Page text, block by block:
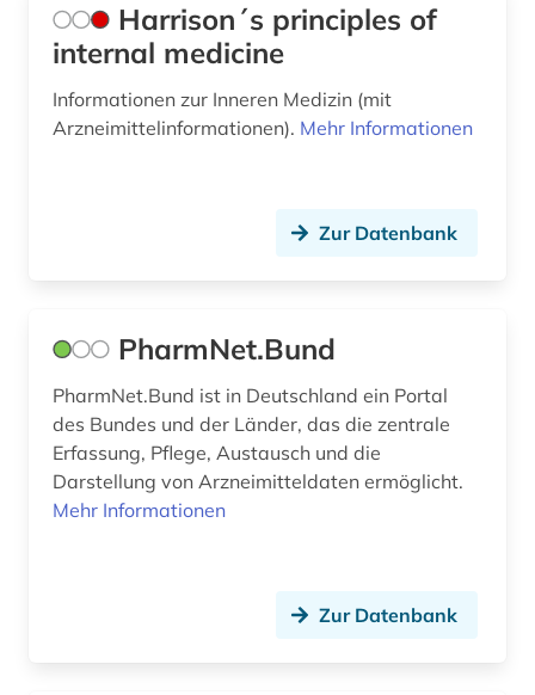
Harrison´s principles of
internal medicine
Informationen zur Inneren Medizin (mit
Arzneimittelinformationen). Mehr Informationen
Zur Datenbank
PharmNet.Bund
PharmNet.Bund ist in Deutschland ein Portal
des Bundes und der Länder, das die zentrale
Erfassung, Pflege, Austausch und die
Darstellung von Arzneimitteldaten ermöglicht.
Mehr Informationen
Zur Datenbank